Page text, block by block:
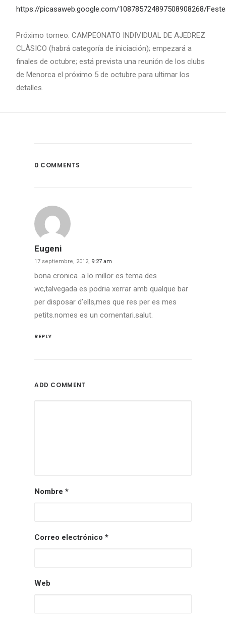
https://picasaweb.google.com/108785724897508908268/
Próximo torneo: CAMPEONATO INDIVIDUAL DE AJEDREZ
CLÀSICO (habrá categoría de iniciación); empezará a
finales de octubre; está prevista una reunión de los clubs
de Menorca el próximo 5 de octubre para ultimar los
detalles.
0 COMMENTS
Eugeni
17 septiembre, 2012, 9:27 am
bona cronica .a lo millor es tema des
wc,talvegada es podria xerrar amb qualque bar
per disposar d’ells,mes que res per es mes
petits.nomes es un comentari.salut.
REPLY
ADD COMMENT
Nombre *
Correo electrónico *
Web